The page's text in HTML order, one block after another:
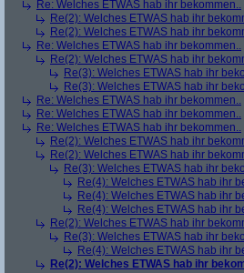
Re: Welches ETWAS hab ihr bekommen..
Re(2): Welches ETWAS hab ihr
Re(2): Welches ETWAS hab ihr
Re: Welches ETWAS hab ihr bekommen..
Re(2): Welches ETWAS hab ihr
Re(3): Welches ETWAS hab ihr
Re(3): Welches ETWAS hab ihr
Re: Welches ETWAS hab ihr bekommen..
Re: Welches ETWAS hab ihr bekommen..
Re: Welches ETWAS hab ihr bekommen..
Re(2): Welches ETWAS hab ihr
Re(2): Welches ETWAS hab ihr
Re(3): Welches ETWAS hab ihr
Re(4): Welches ETWAS hab ihr
Re(4): Welches ETWAS hab ihr
Re(4): Welches ETWAS hab ihr
Re(2): Welches ETWAS hab ihr
Re(3): Welches ETWAS hab ihr
Re(4): Welches ETWAS hab ihr
Re(2): Welches ETWAS hab ihr